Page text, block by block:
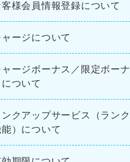
様会員情報登録について
ージについて
ージボーナス／限定ボーナ
ついて
クアップサービス（ランク
）について